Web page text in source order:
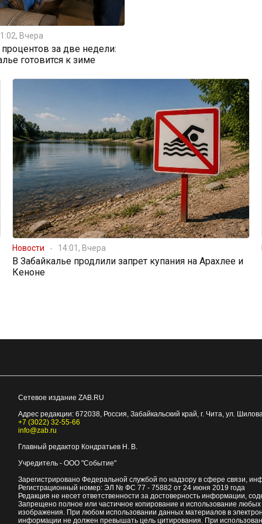
Вчера
за две недели:
готовится к зиме
Новости 14:01, Вчера
В Забайкалье продлили запрет купания на Арахлее и
Кеноне
Сетевое издание ZAB.RU
Адрес редакции: 672038, Россия, Забайкальский край, г. Чита, ул.
+7 (3022) 32-55-66
info@zab.ru
Главный редактор Кондратьев Н. В.
Учредитель - ООО "Событие"
Зарегистрировано Федеральной службой по надзору в сфере связи,
Регистрационный номер: ЭЛ № ФС 77 - 75882 от 24 июня 2019 года
Редакция не несет ответственности за достоверность информации,
Запрещено полное или частичное копирование и использование
изображения. При любом использовании данных материалов в
информации не должен превышать цель цитирования. При